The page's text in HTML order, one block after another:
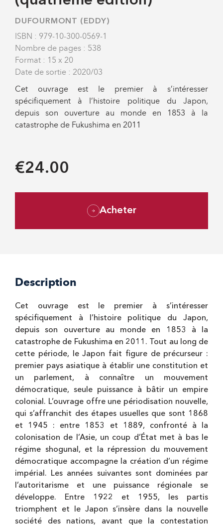
DUFOURMONT (EDDY)
ISBN : 979-10-300-0569-1
Nombre de pages : 538
Format : 15 x 20
Date de sortie : 2020/03
Cet ouvrage est le premier à s’intéresser
spécifiquement à l’histoire politique du Japon,
depuis son ouverture au monde en 1853 à la
catastrophe de Fukushima en 2011
€24.00
Acheter
Description
Cet ouvrage est le premier à s’intéresser
spécifiquement à l’histoire politique du Japon,
depuis son ouverture au monde en 1853 à la
catastrophe de Fukushima en 2011. Tout au long de
cette période, le Japon fait figure de précurseur :
premier pays asiatique à établir une constitution et
un parlement, à connaître un mouvement
démocratique, seule puissance à bâtir un empire
colonial. L’ouvrage offre une périodisation nouvelle,
qui s’affranchit des étapes usuelles que sont 1868
et 1945 : entre 1853 et 1889, confronté à la
colonisation de l’Asie, un coup d’État met à bas le
régime shogunal, et la répression du mouvement
démocratique accompagne la création d’un régime
impérial. Les années suivantes sont dominées par
l’autoritarisme et une puissance régionale se
développe. Entre 1922 et 1955, les partis
triomphent et le Japon s’insère dans la nouvelle
société des nations, avant que la contestation